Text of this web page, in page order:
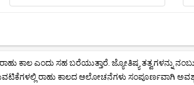
ಕಾಲ ಎಂದು ಸಹ ಬರೆಯುತ್ತಾರೆ. ಜ್ಯೋತಿಷ್ಯ ತತ್ವಗಳನ್ನು
ರಾಹು ಕಾಲದ ಆಲೋಚನೆಗಳು ಸಂಪೂರ್ಣವಾಗಿ